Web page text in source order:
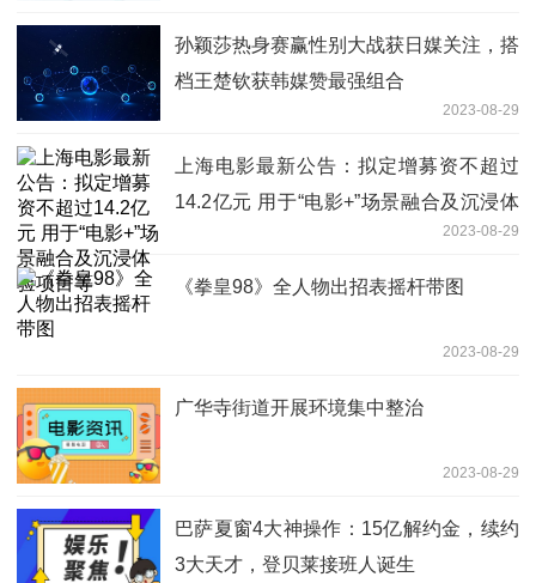
孙颖莎热身赛赢性别大战获日媒关注，搭
档王楚钦获韩媒赞最强组合
2023-08-29
上海电影最新公告：拟定增募资不超过
14.2亿元 用于“电影+”场景融合及沉浸体
2023-08-29
《拳皇98》全人物出招表摇杆带图
2023-08-29
广华寺街道开展环境集中整治
2023-08-29
巴萨夏窗4大神操作：15亿解约金，续约
3大天才，登贝莱接班人诞生